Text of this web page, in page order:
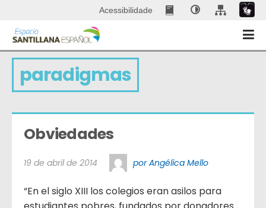
Acessibilidade
paradigmas
Obviedades
19 de abril de 2014 por Angélica Mello
“En el siglo XIII los colegios eran asilos para